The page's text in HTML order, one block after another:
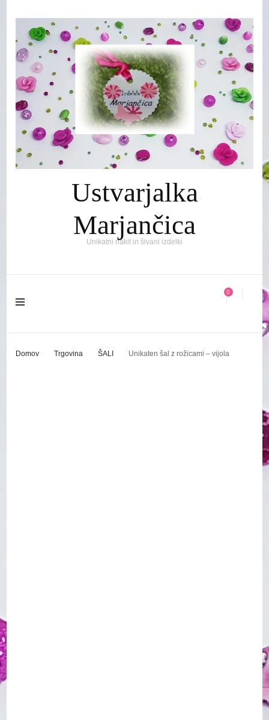
Ustvarjalka
Marjančica
Unikatni nakit in šivani izdelki
0
Domov Trgovina ŠALI Unikaten šal z rožicami – vijola